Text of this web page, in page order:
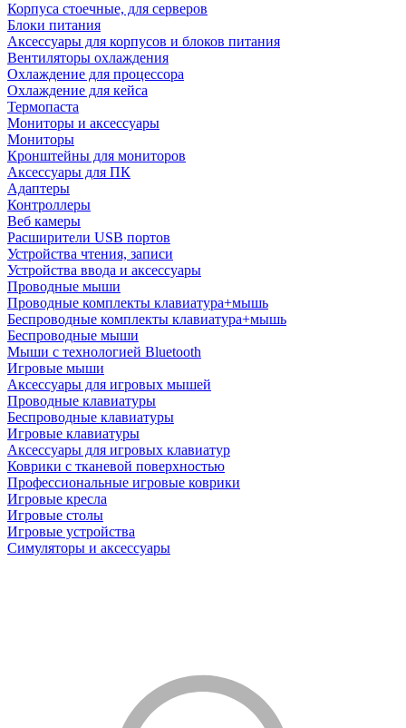
Корпуса стоечные, для серверов
Блоки питания
Аксессуары для корпусов и блоков питания
Вентиляторы охлаждения
Охлаждение для процессора
Охлаждение для кейса
Термопаста
Мониторы и аксессуары
Мониторы
Кронштейны для мониторов
Аксессуары для ПК
Адаптеры
Контроллеры
Веб камеры
Расширители USB портов
Устройства чтения, записи
Устройства ввода и аксессуары
Проводные мыши
Проводные комплекты клавиатура+мышь
Беспроводные комплекты клавиатура+мышь
Беспроводные мыши
Мыши с технологией Bluetooth
Игровые мыши
Аксессуары для игровых мышей
Проводные клавиатуры
Беспроводные клавиатуры
Игровые клавиатуры
Аксессуары для игровых клавиатур
Коврики с тканевой поверхностью
Профессиональные игровые коврики
Игровые кресла
Игровые столы
Игровые устройства
Симуляторы и аксессуары